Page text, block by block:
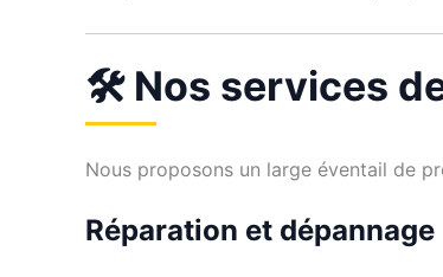
🛠️ Nos services
Nous proposons un large éventail de
Réparation et dépannage